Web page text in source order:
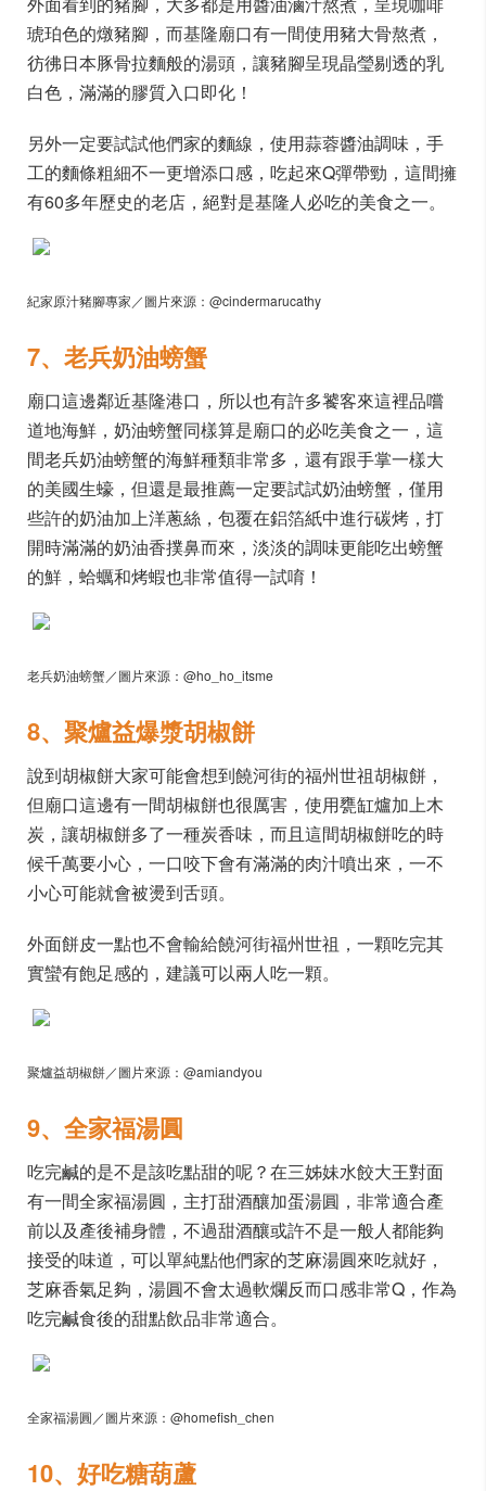
琥珀色的燉豬腳，而基隆廟口有一間使用豬大骨熬煮，
彷彿日本豚骨拉麵般的湯頭，讓豬腳呈現晶瑩剔透的乳
白色，滿滿的膠質入口即化！
另外一定要試試他們家的麵線，使用蒜蓉醬油調味，手
工的麵條粗細不一更增添口感，吃起來Q彈帶勁，這間擁
有60多年歷史的老店，絕對是基隆人必吃的美食之一。
紀家原汁豬腳專家／圖片來源：@cindermarucathy
7、老兵奶油螃蟹
廟口這邊鄰近基隆港口，所以也有許多饕客來這裡品嚐
道地海鮮，奶油螃蟹同樣算是廟口的必吃美食之一，這
間老兵奶油螃蟹的海鮮種類非常多，還有跟手掌一樣大
的美國生蠔，但還是最推薦一定要試試奶油螃蟹，僅用
些許的奶油加上洋蔥絲，包覆在鋁箔紙中進行碳烤，打
開時滿滿的奶油香撲鼻而來，淡淡的調味更能吃出螃蟹
的鮮，蛤蠣和烤蝦也非常值得一試唷！
老兵奶油螃蟹／圖片來源：@ho_ho_itsme
8、聚爐益爆漿胡椒餅
說到胡椒餅大家可能會想到饒河街的福州世祖胡椒餅，
但廟口這邊有一間胡椒餅也很厲害，使用甕缸爐加上木
炭，讓胡椒餅多了一種炭香味，而且這間胡椒餅吃的時
候千萬要小心，一口咬下會有滿滿的肉汁噴出來，一不
小心可能就會被燙到舌頭。
外面餅皮一點也不會輸給饒河街福州世祖，一顆吃完其
實蠻有飽足感的，建議可以兩人吃一顆。
聚爐益胡椒餅／圖片來源：@amiandyou
9、全家福湯圓
吃完鹹的是不是該吃點甜的呢？在三姊妹水餃大王對面
有一間全家福湯圓，主打甜酒釀加蛋湯圓，非常適合產
前以及產後補身體，不過甜酒釀或許不是一般人都能夠
接受的味道，可以單純點他們家的芝麻湯圓來吃就好，
芝麻香氣足夠，湯圓不會太過軟爛反而口感非常Q，作為
吃完鹹食後的甜點飲品非常適合。
全家福湯圓／圖片來源：@homefish_chen
10、好吃糖葫蘆